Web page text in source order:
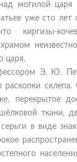
могилой царя
уже сто лет
киргизы-
царя.
Э. Ю.
раскопки
перекрытое
ткани,
в виде